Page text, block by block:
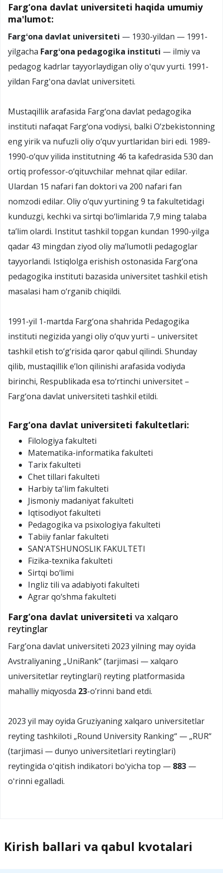
Farg‘ona davlat universiteti haqida umumiy
ma'lumot:
Fargʻona davlat universiteti — 1930-yildan — 1991-
yilgacha Fargʻona pedagogika instituti — ilmiy va
pedagog kadrlar tayyorlaydigan oliy oʻquv yurti. 1991-
yildan Fargʻona davlat universiteti.
Mustaqillik arafasida Farg‘ona davlat pedagogika
instituti nafaqat Farg‘ona vodiysi, balki O‘zbekistonning
eng yirik va nufuzli oliy o‘quv yurtlaridan biri edi. 1989-
1990-o‘quv yilida institutning 46 ta kafedrasida 530 dan
ortiq professor-o‘qituvchilar mehnat qilar edilar.
Ulardan 15 nafari fan doktori va 200 nafari fan
nomzodi edilar. Oliy o‘quv yurtining 9 ta fakultetidagi
kunduzgi, kechki va sirtqi bo‘limlarida 7,9 ming talaba
ta’lim olardi. Institut tashkil topgan kundan 1990-yilga
qadar 43 mingdan ziyod oliy ma’lumotli pedagoglar
tayyorlandi. Istiqlolga erishish ostonasida Farg‘ona
pedagogika instituti bazasida universitet tashkil etish
masalasi ham o‘rganib chiqildi.
1991-yil 1-martda Farg‘ona shahrida Pedagogika
instituti negizida yangi oliy o‘quv yurti – universitet
tashkil etish to‘g‘risida qaror qabul qilindi. Shunday
qilib, mustaqillik e’lon qilinishi arafasida vodiyda
birinchi, Respublikada esa to‘rtinchi universitet –
Farg‘ona davlat universiteti tashkil etildi.
Farg‘ona davlat universiteti fakultetlari:
Filologiya fakulteti
Matematika-informatika fakulteti
Tarix fakulteti
Chet tillari fakulteti
Harbiy ta'lim fakulteti
Jismoniy madaniyat fakulteti
Iqtisodiyot fakulteti
Pedagogika va psixologiya fakulteti
Tabiiy fanlar fakulteti
SAN‘ATSHUNOSLIK FAKULTETI
Fizika-texnika fakulteti
Sirtqi bo‘limi
​Ingliz tili va adabiyoti fakulteti
Agrar qo‘shma fakulteti
Farg‘ona davlat universiteti va xalqaro
reytinglar
Fargʼona davlat universiteti 2023 yilning may oyida
Avstraliyaning „UniRank“ (tarjimasi — xalqaro
universitetlar reytinglari) reyting platformasida
mahalliy miqyosda 23-oʼrinni band etdi.
2023 yil may oyida Gruziyaning xalqaro universitetlar
reyting tashkiloti „Round University Ranking“ — „RUR“
(tarjimasi — dunyo universitetlari reytinglari)
reytingida oʻqitish indikatori boʻyicha top — 883 —
oʻrinni egalladi.
Kirish ballari va qabul kvotalari